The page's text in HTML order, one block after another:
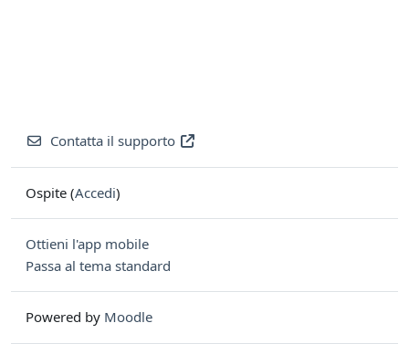
Contatta il supporto
Ospite (Accedi)
Ottieni l'app mobile
Passa al tema standard
Powered by Moodle